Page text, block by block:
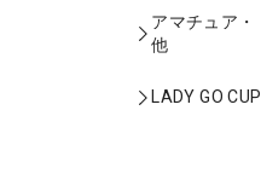
アマチュア・
他
LADY GO CUP